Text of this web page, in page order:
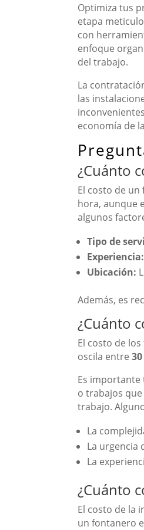
Optimiza tus
etapa
con
enfoque
del trabajo.
La
las
economía de
¿Cuánto
El costo de
hora, aunque
algunos
Tipo de
Experiencia:
Ubicación:
Además, es
¿Cuánto
El costo de
oscila entre
Es importante
o trabajos
trabajo.
La
La urgencia
La
¿Cuánto
El costo de la
un fontanero